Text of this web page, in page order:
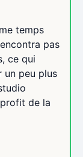
temps
pas
ce qui
un peu plus
de la